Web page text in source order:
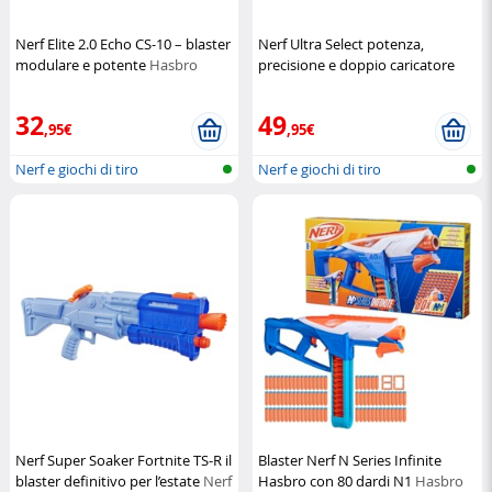
Nerf Elite 2.0 Echo CS-10 – blaster
modulare e potente Hasbro
32,95€
Nerf e giochi di tiro
Nerf Ultra Select potenza,
precisione e doppio caricatore
49,95€
Nerf e giochi di tiro
Nerf Super Soaker Fortnite TS-R il
blaster definitivo per l’estate Nerf
Blaster Nerf N Series Infinite
Hasbro con 80 dardi N1 Hasbro